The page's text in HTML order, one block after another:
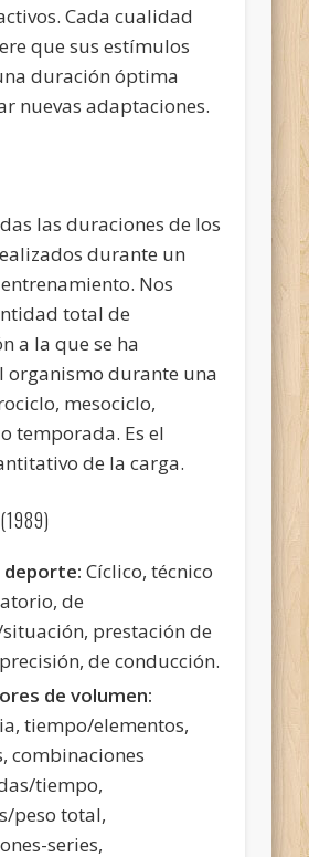
Cada cualidad
que sus estímulos
duración óptima
nuevas adaptaciones.
las duraciones de los
durante un
Nos
total de
a la que se ha
organismo durante una
mesociclo,
temporada. Es el
de la carga.
deporte: Cíclico, técnico
de
prestación de
de conducción.
de volumen:
tiempo/elementos,
combinaciones
tiempo,
peso total,
series,